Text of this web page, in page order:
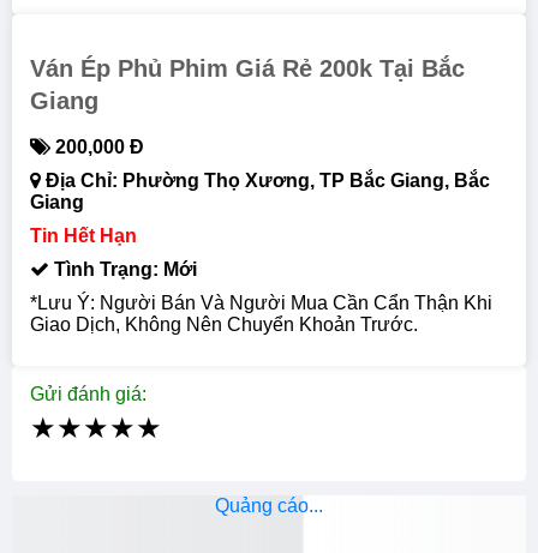
Ván Ép Phủ Phim Giá Rẻ 200k Tại Bắc
Giang
200,000 Đ
Địa Chỉ: Phường Thọ Xương, TP Bắc Giang, Bắc
Giang
Tin Hết Hạn
Tình Trạng: Mới
*Lưu Ý: Người Bán Và Người Mua Cần Cẩn Thận Khi
Giao Dịch, Không Nên Chuyển Khoản Trước.
Gửi đánh giá:
★★★★★